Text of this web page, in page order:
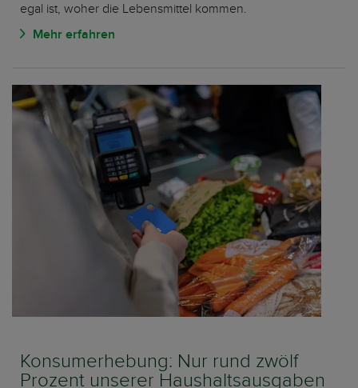
egal ist, woher die Lebensmittel kommen.
Mehr erfahren
Konsumerhebung: Nur rund zwölf
Prozent unserer Haushaltsausgaben